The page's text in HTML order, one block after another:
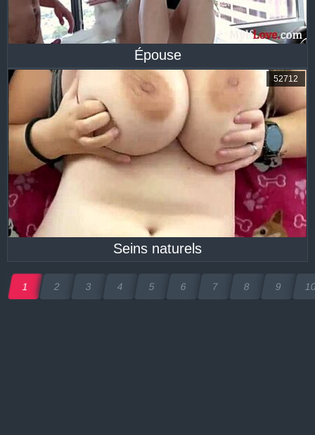
Épouse
52712
Seins naturels
1 2 3 4 5 6 7 8 9